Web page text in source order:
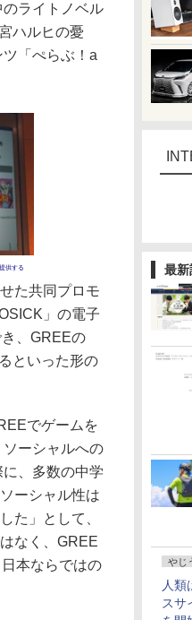
最新
やじ
人類
スサ
ライトノベル
ハルヒの憂
「ぺらぶ！a
供する
た共同プロモ
」の電子
、GREEの
といった形の
でゲームを
ーシャルへの
、多数の中学
ーシャル性は
た」として、
なく、GREE
本ならではの